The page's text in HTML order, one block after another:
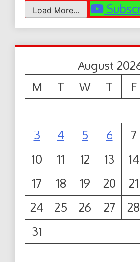
Load More...
August
M
T W T F
3
4 5 6 7
10
11 12 13 14
17
18 19 20 21
24
25 26 27 28
31